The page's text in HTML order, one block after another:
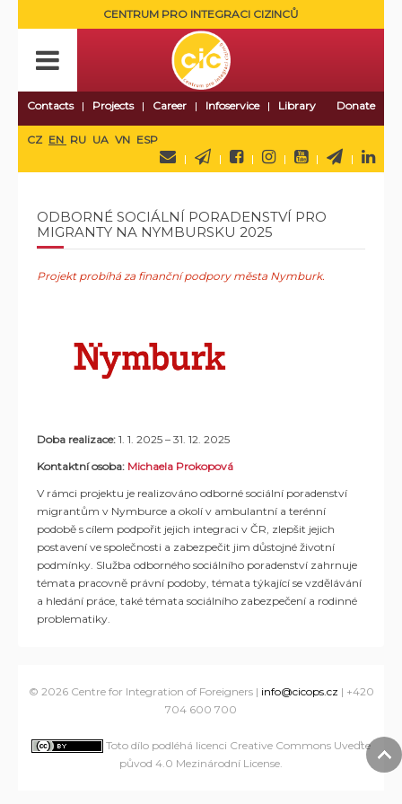
CENTRUM PRO INTEGRACI CIZINCŮ
Contacts Projects Career Infoservice Library Donate
CZ EN RU UA VN ESP
ODBORNÉ SOCIÁLNÍ PORADENSTVÍ PRO
MIGRANTY NA NYMBURSKU 2025
Projekt probíhá za finanční podpory města Nymburk.
Doba realizace: 1. 1. 2025 – 31. 12. 2025
Kontaktní osoba: Michaela Prokopová
V rámci projektu je realizováno odborné sociální poradenství
migrantům v Nymburce a okolí v ambulantní a terénní
podobě s cílem podpořit jejich integraci v ČR, zlepšit jejich
postavení ve společnosti a zabezpečit jim důstojné životní
podmínky. Služba odborného sociálního poradenství zahrnuje
témata pracovně právní podoby, témata týkající se vzdělávání
a hledání práce, také témata sociálního zabezpečení a rodinné
problematiky.
© 2026 Centre for Integration of Foreigners | info@cicops.cz | +420
704 600 700
Toto dílo podléhá licenci Creative Commons Uveďte
původ 4.0 Mezinárodní License